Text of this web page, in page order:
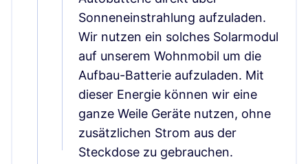
Sonneneinstrahlung aufzuladen.
Wir nutzen ein solches Solarmodul
auf unserem Wohnmobil um die
Aufbau-Batterie aufzuladen. Mit
dieser Energie können wir eine
ganze Weile Geräte nutzen, ohne
zusätzlichen Strom aus der
Steckdose zu gebrauchen.